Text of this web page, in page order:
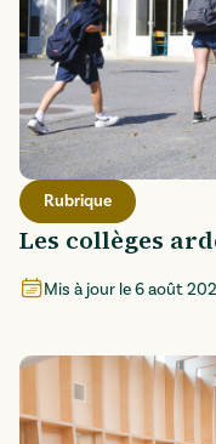
Rubrique
Les collèges
Mis à jour le6 août